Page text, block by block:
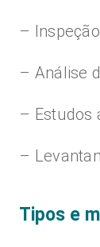
–
– Análise
– Estudos
–
Tipos e